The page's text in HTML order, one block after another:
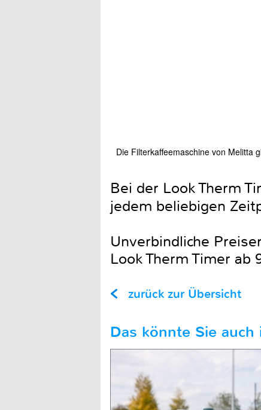
Die Filterkaffeemaschine von Melitta
Bei der Look Therm
jedem beliebigen
Unverbindliche
Look Therm Timer ab
zurück zur Übersicht
Das könnte Sie